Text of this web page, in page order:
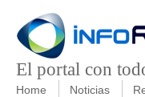
El portal con
Home Noticias